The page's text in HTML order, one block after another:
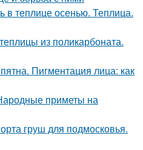
в теплице осенью. Теплица.
из поликарбоната.
Пигментация лица: как
приметы на
груш для подмосковья.